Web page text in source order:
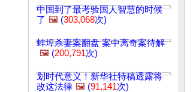
中国到了最考验国人智慧的时候
了 🖼️ (303,068次)
蚌埠杀妻案翻盘 案中离奇案待解
🖼️ (200,791次)
划时代意义！新华社特稿透露将
改这法律 🖼️ (91,141次)